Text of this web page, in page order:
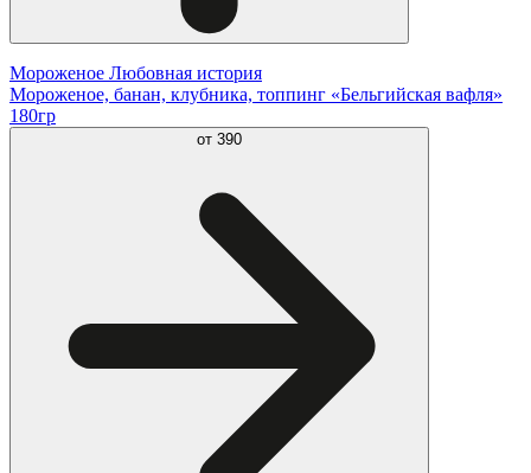
Мороженое Любовная история
Мороженое, банан, клубника, топпинг «Бельгийская вафля»
180гр
от 390